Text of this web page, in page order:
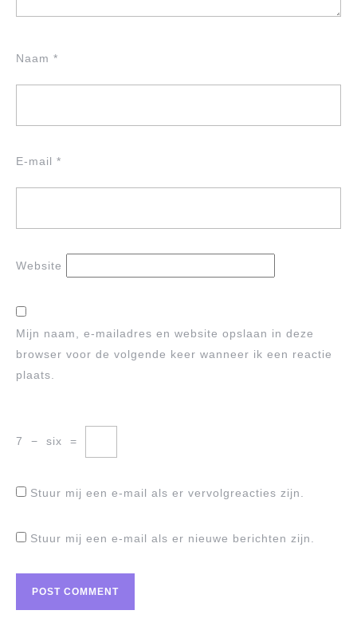
Naam *
E-mail *
Website
Mijn naam, e-mailadres en website opslaan in deze
browser voor de volgende keer wanneer ik een reactie
plaats.
7 − six =
Stuur mij een e-mail als er vervolgreacties zijn.
Stuur mij een e-mail als er nieuwe berichten zijn.